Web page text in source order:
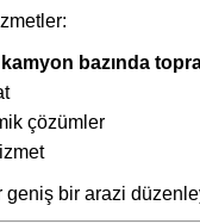
kamyon bazında
çözümler
bir arazi